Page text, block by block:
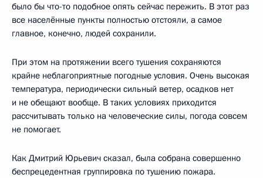
было бы что-то подобное опять сейчас пережить. В этот раз
все населённые пункты полностью отстояли, а самое
главное, конечно, людей сохранили.
При этом на протяжении всего тушения сохраняются
крайне неблагоприятные погодные условия. Очень высокая
температура, периодически сильный ветер, осадков нет
и не обещают вообще. В таких условиях приходится
рассчитывать только на человеческие силы, погода совсем
не помогает.
Как Дмитрий Юрьевич сказал, была собрана совершенно
беспрецедентная группировка по тушению пожара.